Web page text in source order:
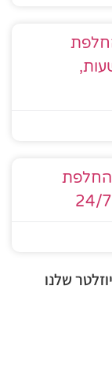
לדלת בחולון, 24שעות,
החלפת
7